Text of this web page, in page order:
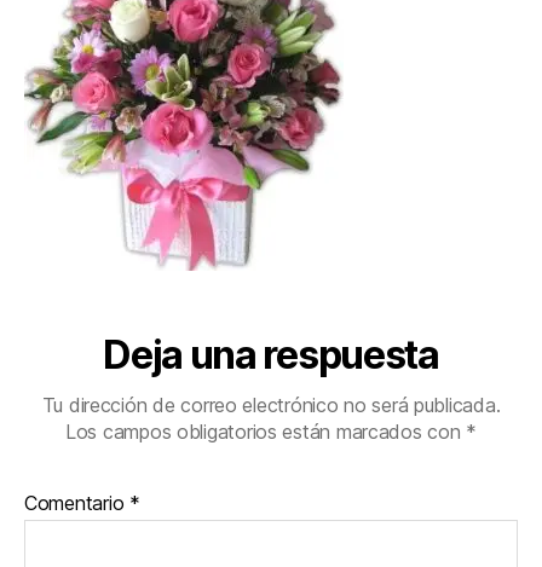
Deja una respuesta
Tu dirección de correo electrónico no será publicada.
Los campos obligatorios están marcados con *
Comentario *